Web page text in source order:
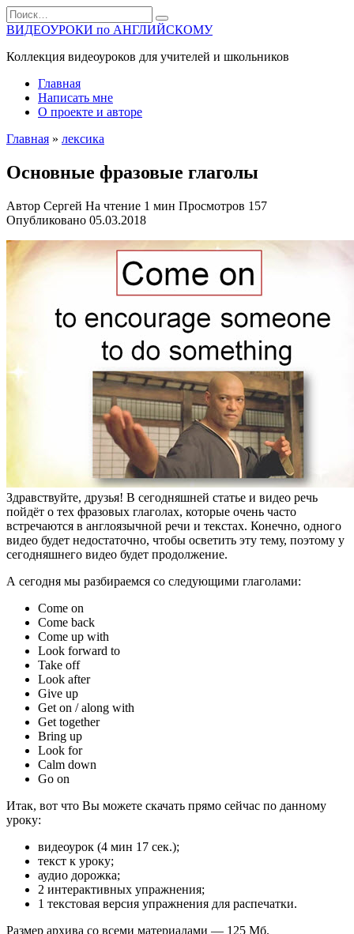
Перейти
к
содержанию
Search
for:
ВИДЕОУРОКИ по АНГЛИЙСКОМУ
Коллекция видеоуроков для учителей и школьников
Главная
Написать мне
О проекте и авторе
Главная » лексика
Основные фразовые глаголы
Автор Сергей На чтение 1 мин Просмотров 157
Опубликовано 05.03.2018
Здравствуйте, друзья! В сегодняшней статье и видео речь
пойдёт о тех фразовых глаголах, которые очень часто
встречаются в англоязычной речи и текстах. Конечно, одного
видео будет недостаточно, чтобы осветить эту тему, поэтому у
сегодняшнего видео будет продолжение.
А сегодня мы разбираемся со следующими глаголами:
Come on
Come back
Come up with
Look forward to
Take off
Look after
Give up
Get on / along with
Get together
Bring up
Look for
Calm down
Go on
Итак, вот что Вы можете скачать прямо сейчас по данному
уроку:
видеоурок (4 мин 17 сек.);
текст к уроку;
аудио дорожка;
2 интерактивных упражнения;
1 текстовая версия упражнения для распечатки.
Размер архива со всеми материалами — 125 Мб.